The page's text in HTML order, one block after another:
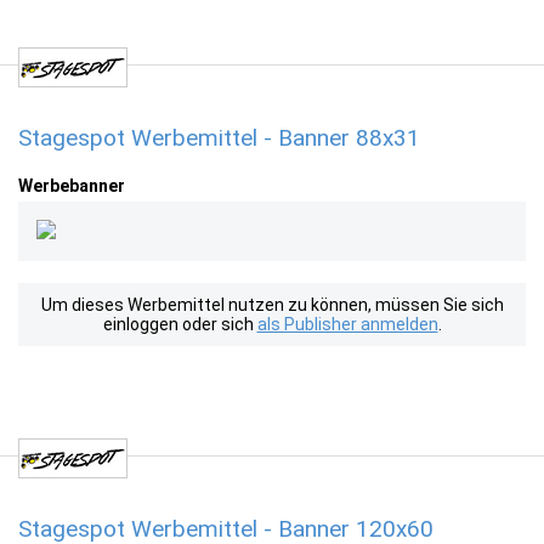
Stagespot Werbemittel - Banner 88x31
Werbebanner
Um dieses Werbemittel nutzen zu können, müssen Sie sich
einloggen oder sich als Publisher anmelden
Stagespot Werbemittel - Banner 120x60